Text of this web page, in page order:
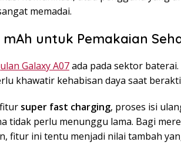
memadai.
mAh untuk Pemakaian
Galaxy A07ada pada sektor
khawatir kehabisan daya saat
super fast charging, proses isi
tidak perlu menunggu lama. Bagi
fitur ini tentu menjadi nilai tambah